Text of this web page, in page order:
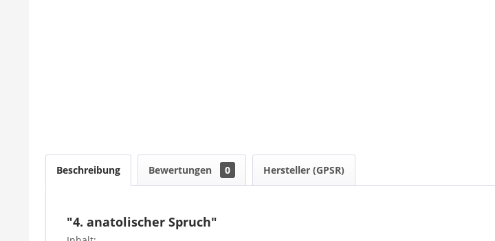
Beschreibung Bewertungen 0 Hersteller (GPSR)
"4. anatolischer Spruch"